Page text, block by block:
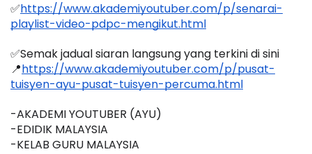
✅https://www.akademiyoutuber.com/p/senarai-
playlist-video-pdpc-mengikut.html
✅Semak jadual siaran langsung yang terkini di sini
📍https://www.akademiyoutuber.com/p/pusat-
tuisyen-ayu-pusat-tuisyen-percuma.html
-AKADEMI YOUTUBER (AYU)
-EDIDIK MALAYSIA
-KELAB GURU MALAYSIA